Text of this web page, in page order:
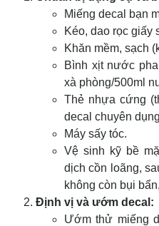
Miếng decal bạn
Kéo, dao rọc giấy
Khăn mềm, sạch
Bình xịt nước
xà phòng/500ml
Thẻ nhựa cứng
decal chuyên
Máy sấy tóc.
Vệ sinh kỹ bề
dịch cồn loãng,
không còn bụi
Định vị và ướm decal:
Ướm thử miếng